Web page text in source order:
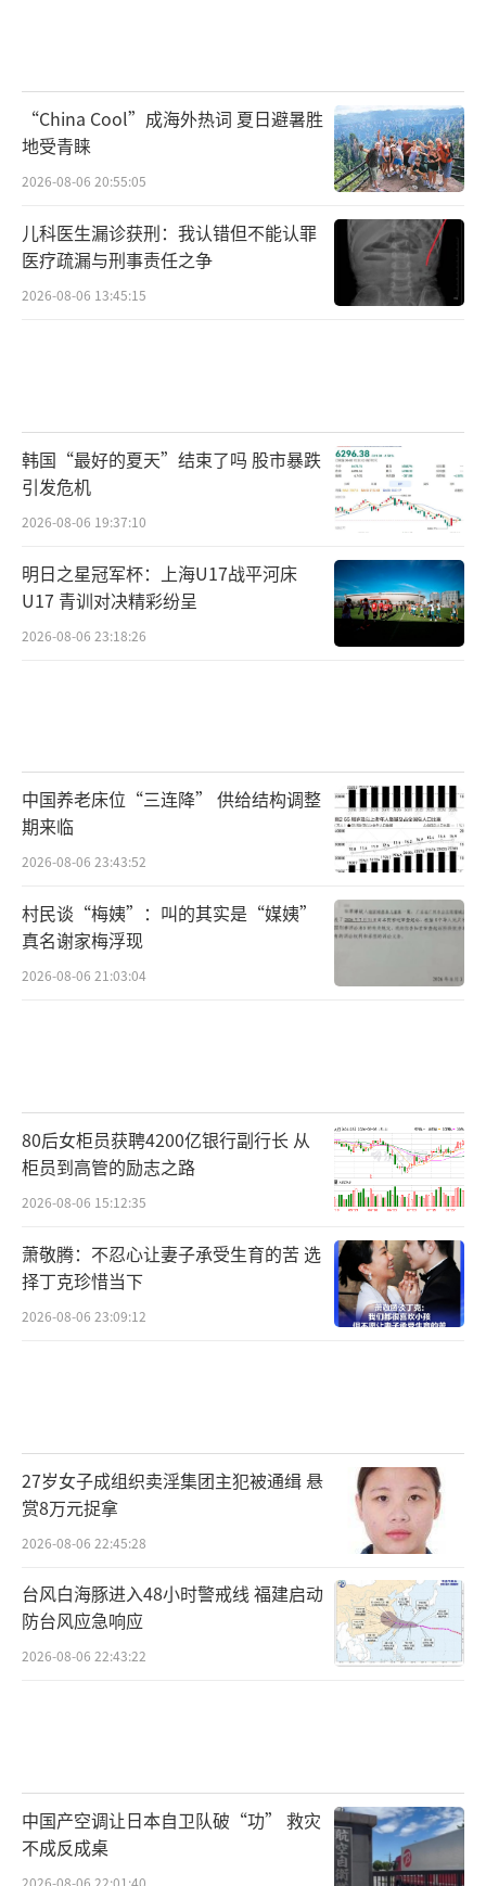
“China Cool”成海外热词 夏日避暑胜
地受青睐
2026-08-06 20:55:05
儿科医生漏诊获刑：我认错但不能认罪
医疗疏漏与刑事责任之争
2026-08-06 13:45:15
韩国“最好的夏天”结束了吗 股市暴跌
引发危机
2026-08-06 19:37:10
明日之星冠军杯：上海U17战平河床
U17 青训对决精彩纷呈
2026-08-06 23:18:26
中国养老床位“三连降” 供给结构调整
期来临
2026-08-06 23:43:52
村民谈“梅姨”：叫的其实是“媒姨”
真名谢家梅浮现
2026-08-06 21:03:04
80后女柜员获聘4200亿银行副行长 从
柜员到高管的励志之路
2026-08-06 15:12:35
萧敬腾：不忍心让妻子承受生育的苦 选
择丁克珍惜当下
2026-08-06 23:09:12
27岁女子成组织卖淫集团主犯被通缉 悬
赏8万元捉拿
2026-08-06 22:45:28
台风白海豚进入48小时警戒线 福建启动
防台风应急响应
2026-08-06 22:43:22
中国产空调让日本自卫队破“功” 救灾
不成反成桌